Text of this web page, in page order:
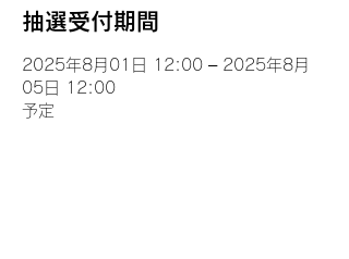
抽選受付期間
2025年8月01日 12:00 – 2025年8月
05日 12:00
予定